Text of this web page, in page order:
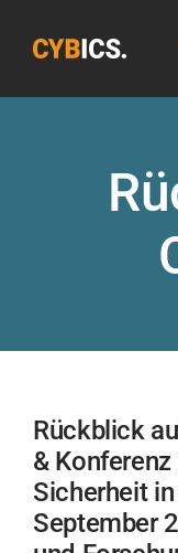
Inhalt
springen
Programm
Kontakt
Rückblick
&
Sicherheit
September